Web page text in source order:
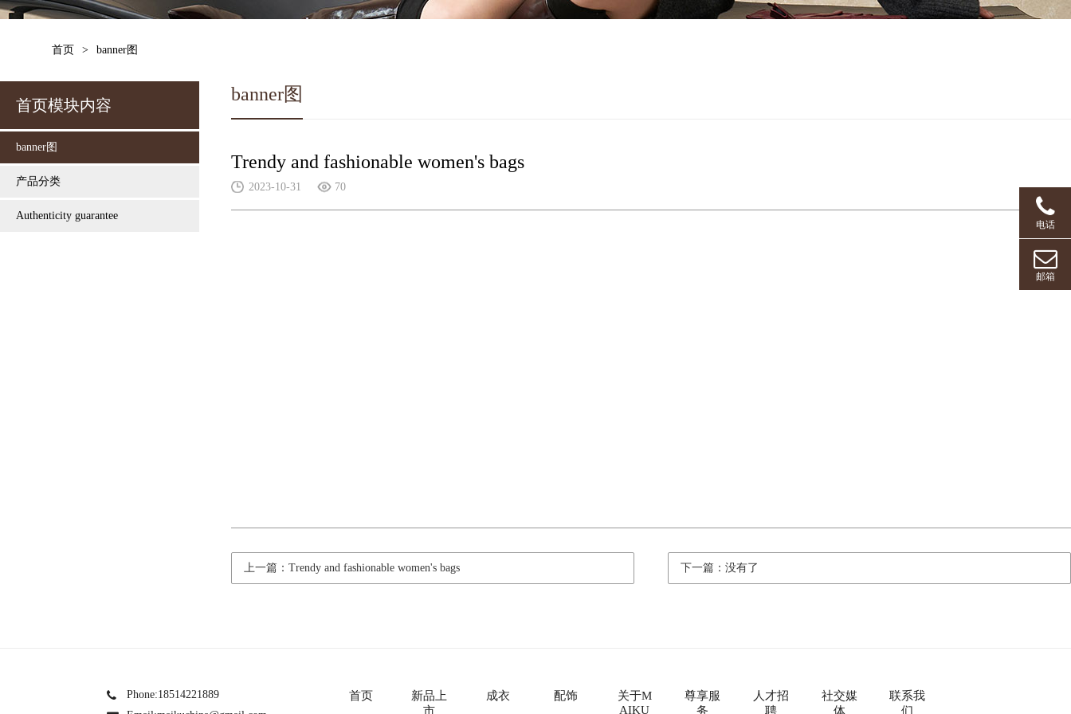
首页 > banner图
首页模块内容
banner图
产品分类
Authenticity guarantee
banner图
Trendy and fashionable women's bags
2023-10-31 70
上一篇：Trendy and fashionable women's bags 下一篇：没有了
Phone:18514221889
首页
新品上
市
成衣 配饰
关于M
AIKU
尊享服
务
人才招
聘
社交媒
体
联系我
们
电话
邮箱